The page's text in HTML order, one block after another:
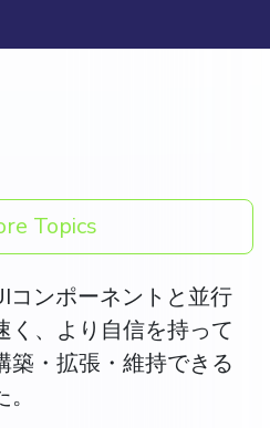
Topics
コンポーネントと並行
く、より自信を持って
築・拡張・維持できる